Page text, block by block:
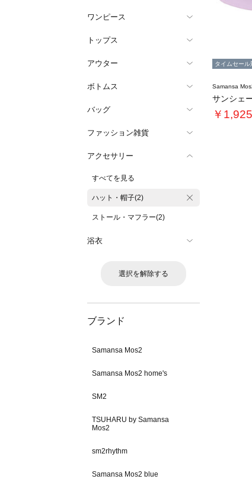
ワンピース
トップス
アウター
ボトムス
バッグ
ファッション雑貨
アクセサリー
すべてを見る
ハット・帽子(2)
ストール・マフラー(2)
浴衣
選択を解除する
ブランド
Samansa Mos2
Samansa Mos2 home's
SM2
TSUHARU by Samansa
Mos2
sm2rhythm
Samansa Mos2 blue
タイムセール
Samansa
サンシェ
￥1,925